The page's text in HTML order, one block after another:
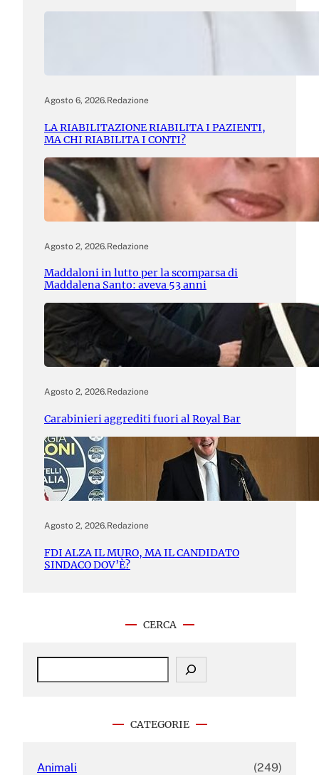
Agosto 6, 2026.Redazione
LA RIABILITAZIONE RIABILITA I PAZIENTI,
MA CHI RIABILITA I CONTI?
Agosto 2, 2026.Redazione
Maddaloni in lutto per la scomparsa di
Maddalena Santo: aveva 53 anni
Agosto 2, 2026.Redazione
Carabinieri aggrediti fuori al Royal Bar
Agosto 2, 2026.Redazione
FDI ALZA IL MURO, MA IL CANDIDATO
SINDACO DOV’È?
CERCA
S
CATEGORIE
Animali (249)